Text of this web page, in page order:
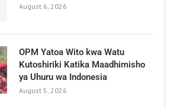
August 6, 2026
OPM Yatoa Wito kwa Watu
Kutoshiriki Katika Maadhimisho
ya Uhuru wa Indonesia
August 5, 2026